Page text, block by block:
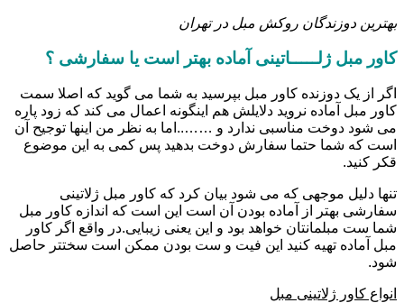
بهترین دوزندگان روکش مبل در تهران
کاور مبل ژلـــــاتینی آماده بهتر است یا سفارشی ؟
اگر از یک دوزنده کاور مبل بپرسید به شما می گوید که اصلا سمت
کاور مبل آماده نروید دلایلش هم اینگونه اعمال می کند که زود پاره
می شود دوخت مناسبی ندارد و ……..اما به نظر من اینها توجیح آن
است که شما حتما سفارش دوخت بدهید پس کمی به این موضوع
قکر کنید.
تنها دلیل موجهی که می شود بیان کرد که کاور مبل ژلاتینی
سفارشی بهتر از آماده بودن آن است این است که اندازه کاور مبل
شما ست مبلمانتان خواهد بود و این یعنی زیبایی.در واقع اگر کاور
مبل آماده تهیه کنید این فیت و ست بودن ممکن است سختتر حاصل
شود.
انواع کاور ژلاتینی مبل